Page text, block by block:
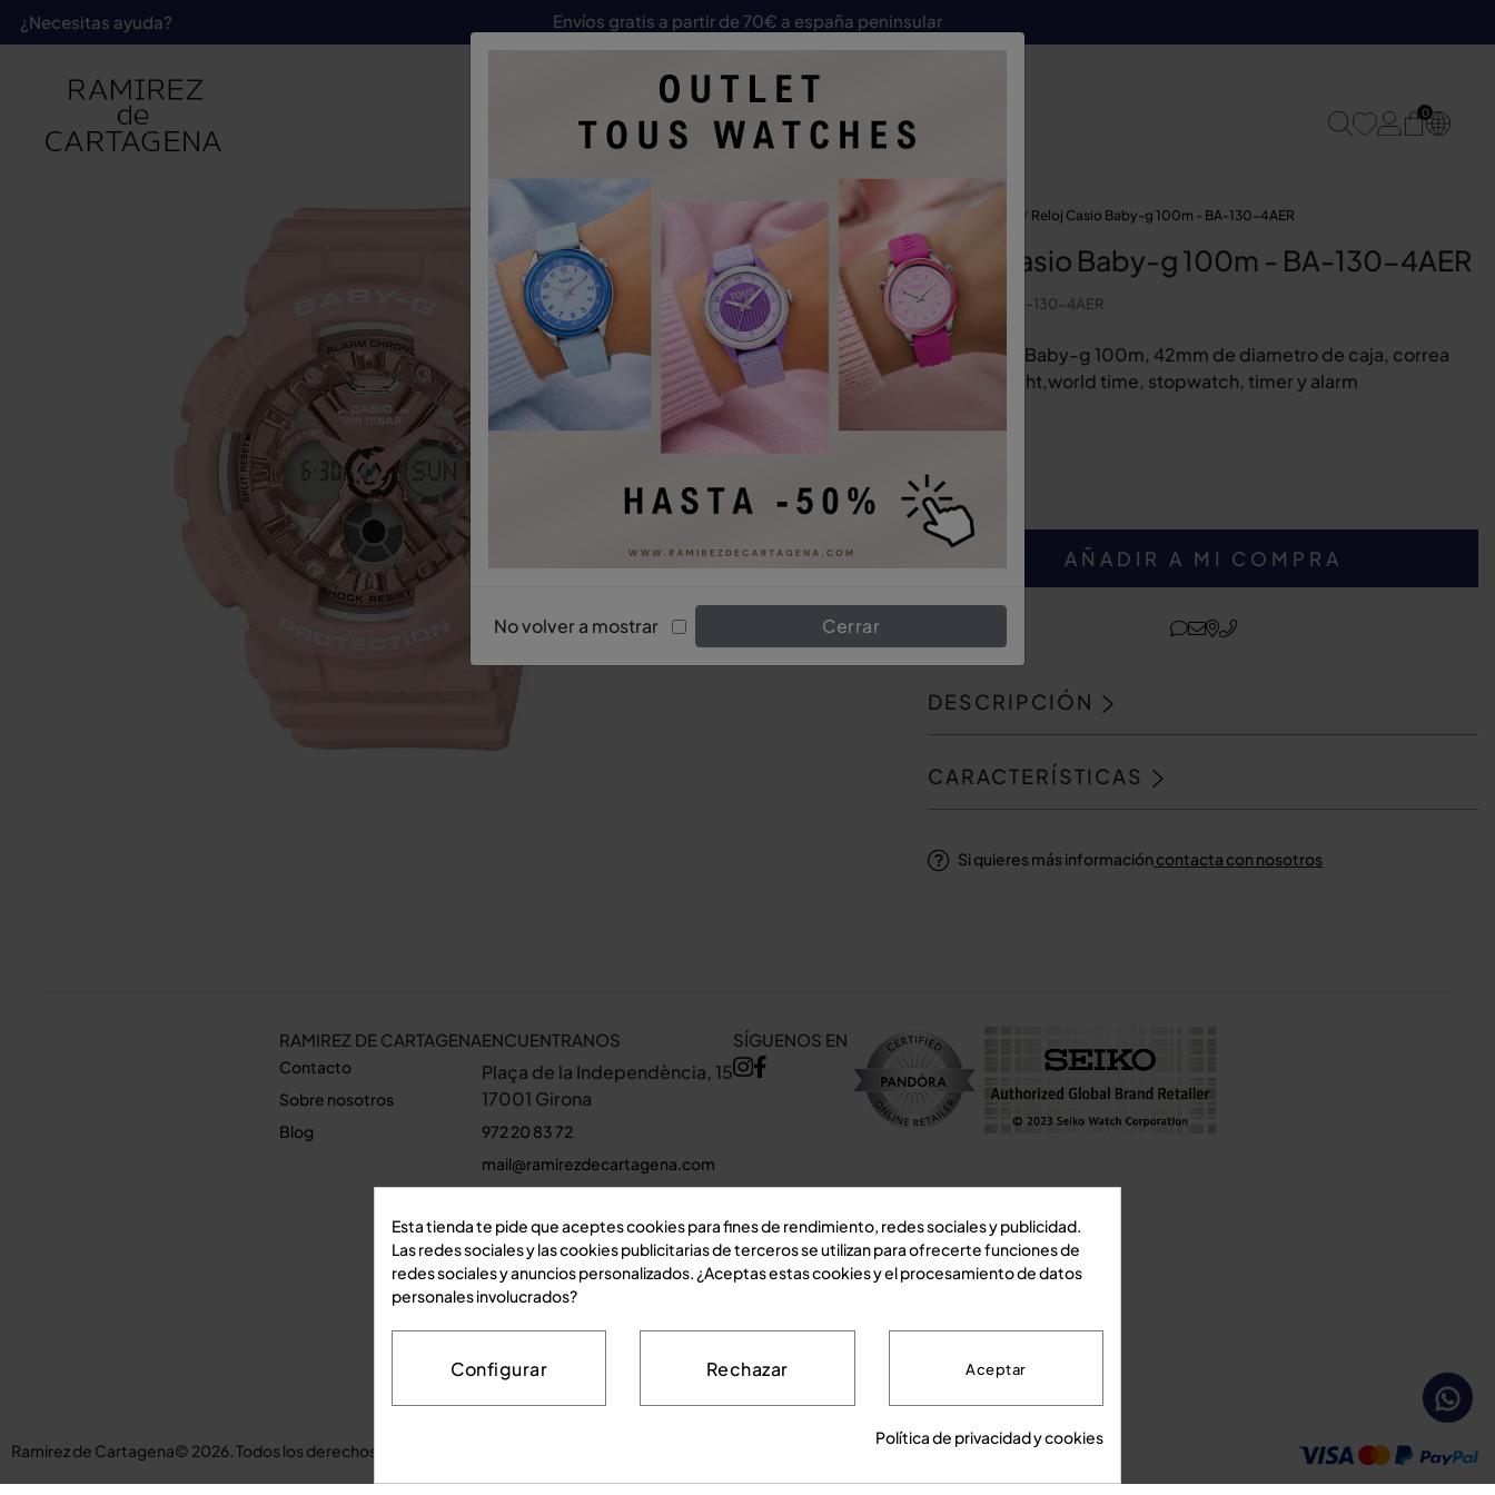
¿Necesitas ayuda? Envíos gratis a partir de 70€ a españa peninsular
RELOJES MARCAS NOVEDADES 0
Reloj Casio Baby-g 100m - BA-130-4AER
Reloj Casio Baby-g 100m - BA-130-4AER
Referencia BA-130-4AER
Reloj Casio Baby-g 100m, 42mm de diametro de caja, correa
rosa, led light,world time, stopwatch, timer y alarm
119,00 €
1 Artículo
AÑADIR A MI COMPRA
DESCRIPCIÓN
CARACTERÍSTICAS
Si quieres más información contacta con nosotros
RAMIREZ DE CARTAGENA
Contacto
Sobre nosotros
Blog
ENCUENTRANOS
Plaça de la Independència, 15
17001 Girona
972 20 83 72
mail@ramirezdecartagena.com
SÍGUENOS EN
Ramirez de Cartagena© 2026. Todos los derechos reservados. D&D by
No volver a mostrar Cerrar
Esta tienda te pide que aceptes cookies para fines de rendimiento, redes sociales y publicidad.
Las redes sociales y las cookies publicitarias de terceros se utilizan para ofrecerte funciones de
redes sociales y anuncios personalizados. ¿Aceptas estas cookies y el procesamiento de datos
personales involucrados?
Configurar Rechazar Aceptar
Política de privacidad y cookies